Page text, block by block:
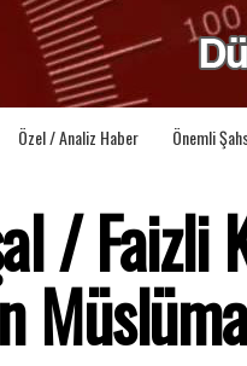
Özel / Analiz Haber Önemli
/ Faizli